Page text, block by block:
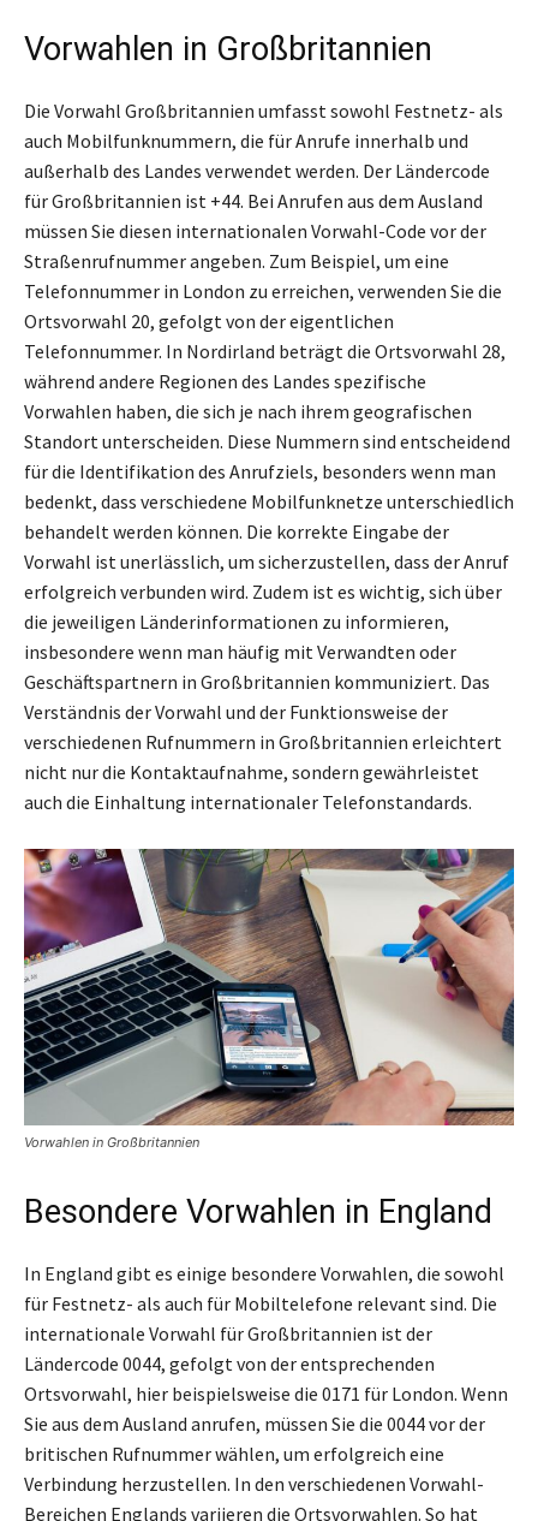
Vorwahlen in Großbritannien
Die Vorwahl Großbritannien umfasst sowohl Festnetz- als
auch Mobilfunknummern, die für Anrufe innerhalb und
außerhalb des Landes verwendet werden. Der Ländercode
für Großbritannien ist +44. Bei Anrufen aus dem Ausland
müssen Sie diesen internationalen Vorwahl-Code vor der
Straßenrufnummer angeben. Zum Beispiel, um eine
Telefonnummer in London zu erreichen, verwenden Sie die
Ortsvorwahl 20, gefolgt von der eigentlichen
Telefonnummer. In Nordirland beträgt die Ortsvorwahl 28,
während andere Regionen des Landes spezifische
Vorwahlen haben, die sich je nach ihrem geografischen
Standort unterscheiden. Diese Nummern sind entscheidend
für die Identifikation des Anrufziels, besonders wenn man
bedenkt, dass verschiedene Mobilfunknetze unterschiedlich
behandelt werden können. Die korrekte Eingabe der
Vorwahl ist unerlässlich, um sicherzustellen, dass der Anruf
erfolgreich verbunden wird. Zudem ist es wichtig, sich über
die jeweiligen Länderinformationen zu informieren,
insbesondere wenn man häufig mit Verwandten oder
Geschäftspartnern in Großbritannien kommuniziert. Das
Verständnis der Vorwahl und der Funktionsweise der
verschiedenen Rufnummern in Großbritannien erleichtert
nicht nur die Kontaktaufnahme, sondern gewährleistet
auch die Einhaltung internationaler Telefonstandards.
Vorwahlen in Großbritannien
Besondere Vorwahlen in England
In England gibt es einige besondere Vorwahlen, die sowohl
für Festnetz- als auch für Mobiltelefone relevant sind. Die
internationale Vorwahl für Großbritannien ist der
Ländercode 0044, gefolgt von der entsprechenden
Ortsvorwahl, hier beispielsweise die 0171 für London. Wenn
Sie aus dem Ausland anrufen, müssen Sie die 0044 vor der
britischen Rufnummer wählen, um erfolgreich eine
Verbindung herzustellen. In den verschiedenen Vorwahl-
Bereichen Englands variieren die Ortsvorwahlen. So hat